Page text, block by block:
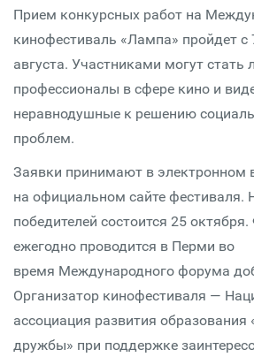
Прием конкурсных работ на
кинофестиваль «Лампа» пройдет с
августа. Участниками могут стать
профессионалы в сфере кино и
неравнодушные к решению
проблем.
Заявки принимают в электронном
на официальном сайте фестиваля.
победителей состоится 25
ежегодно проводится в Перми во
время Международного форума
Организатор кинофестиваля —
ассоциация развития образования
дружбы» при поддержке